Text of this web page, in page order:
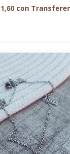
con